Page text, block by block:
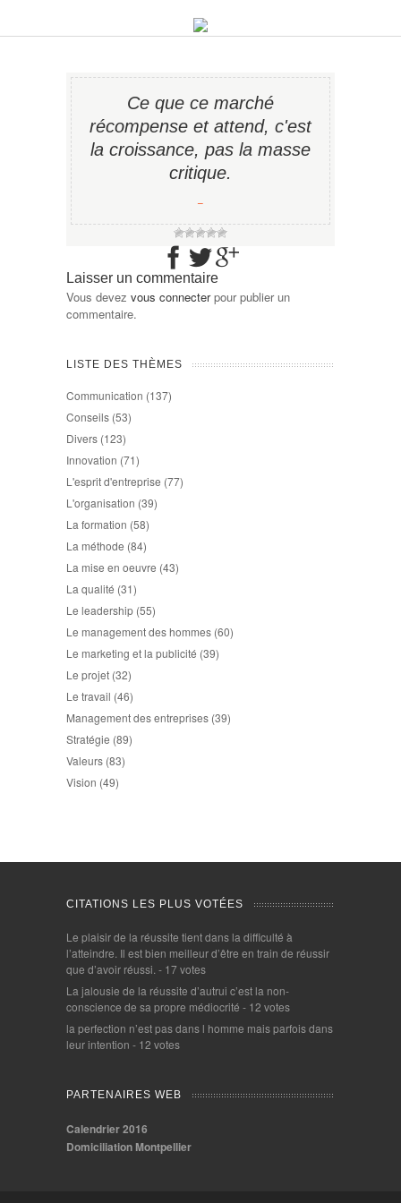
Ce que ce marché
récompense et attend, c'est
la croissance, pas la masse
critique.
−
Laisser un commentaire
Vous devez vous connecterpour publier un
commentaire.
LISTE DES THÈMES
Communication (137)
Conseils (53)
Divers (123)
Innovation (71)
L'esprit d'entreprise (77)
L'organisation (39)
La formation (58)
La méthode (84)
La mise en oeuvre (43)
La qualité (31)
Le leadership (55)
Le management des hommes (60)
Le marketing et la publicité (39)
Le projet (32)
Le travail (46)
Management des entreprises (39)
Stratégie (89)
Valeurs (83)
Vision (49)
CITATIONS LES PLUS VOTÉES
Le plaisir de la réussite tient dans la difficulté à
l’atteindre. Il est bien meilleur d’être en train de réussir
que d’avoir réussi. - 17 votes
La jalousie de la réussite d’autrui c’est la non-
conscience de sa propre médiocrité - 12 votes
la perfection n’est pas dans l homme mais parfois dans
leur intention - 12 votes
PARTENAIRES WEB
Calendrier 2016
Domiciliation Montpellier